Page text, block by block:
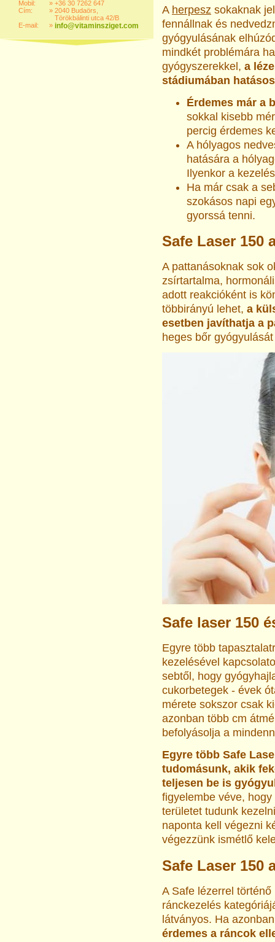
Mobil:
Cím:
E-mail:
»
»
»
+36 30 7262 647
2040 Budaörs,
Törökbálinti utca 42/B
info@vitaminsziget.com
A herpesz sokaknak
fennállnak és
gyógyulásának
mindkét problémára
gyógyszerekkel, a
stádiumában
Érdemes már a
sokkal kisebb
percig érdemes
A hólyagos
hatására a
Ilyenkor a
Ha már csak a
szokásos napi
gyorssá tenni.
Safe Laser 150
A pattanásoknak sok
zsírtartalma,
adott reakcióként is
többirányú lehet, a
esetben javíthatja a
heges bőr
Safe laser 150
Egyre több
kezelésével
sebtől, hogy
cukorbetegek - évek
mérete sokszor csak
azonban több cm
befolyásolja a
Egyre több Safe
tudomásunk, akik
teljesen be is
figyelembe véve,
területet tudunk
naponta kell végezni
végezzünk ismétlő
Safe Laser 150
A Safe lézerrel
ránckezelés
látványos. Ha
érdemes a ráncok